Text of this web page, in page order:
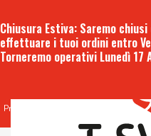
Chiusura Estiva: Saremo
effettuare i tuoi ordini entro
Torneremo operativi Lunedì 17
Produzione e vendita all'ingrosso